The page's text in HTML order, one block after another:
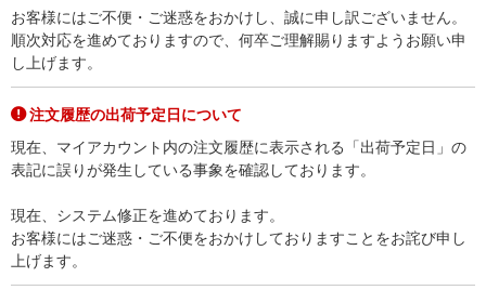
お客様にはご不便・ご迷惑をおかけし、誠に申し訳ございません。
順次対応を進めておりますので、何卒ご理解賜りますようお願い申
し上げます。
注文履歴の出荷予定日について
現在、マイアカウント内の注文履歴に表示される「出荷予定日」の
表記に誤りが発生している事象を確認しております。
現在、システム修正を進めております。
お客様にはご迷惑・ご不便をおかけしておりますことをお詫び申し
上げます。